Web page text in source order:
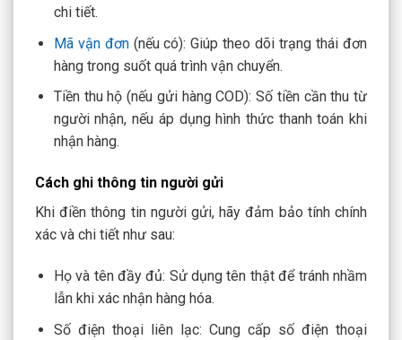
chi tiết.
Mã vận đơn(nếu có): Giúp theo dõi trạng thái đơn
hàng trong suốt quá trình vận chuyển.
Tiền thu hộ (nếu gửi hàng COD): Số tiền cần thu từ
người nhận, nếu áp dụng hình thức thanh toán khi
nhận hàng.
Cách ghi thông tin người gửi
Khi điền thông tin người gửi, hãy đảm bảo tính chính
xác và chi tiết như sau:
Họ và tên đầy đủ: Sử dụng tên thật để tránh nhầm
lẫn khi xác nhận hàng hóa.
Số điện thoại liên lạc: Cung cấp số điện thoại